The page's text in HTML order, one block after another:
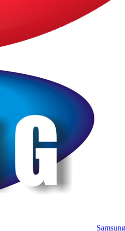
Samsung